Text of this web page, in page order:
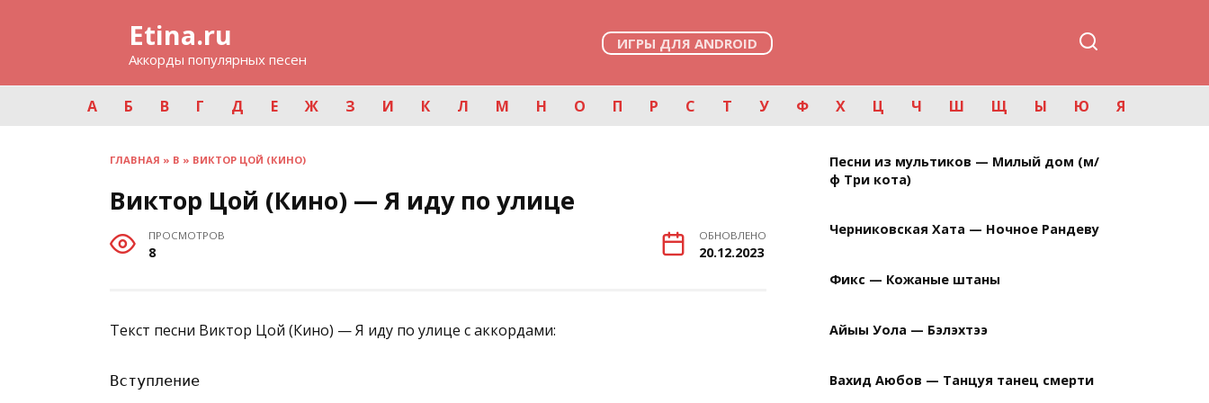
Etina.ru
Аккорды популярных песен
ИГРЫ ДЛЯ ANDROID
А Б В Г Д Е Ж З И К Л М Н О П Р С Т У Ф Х Ц Ч Ш Щ Ы Ю Я
ГЛАВНАЯ » В » ВИКТОР ЦОЙ (КИНО)
Виктор Цой (Кино) — Я иду по улице
ПРОСМОТРОВ
8
ОБНОВЛЕНО
20.12.2023
Текст песни Виктор Цой (Кино) — Я иду по улице с аккордами:
Вступление
Песни из мультиков — Милый дом (м/
ф Три кота)
Черниковская Хата — Ночное Рандеву
Фикс — Кожаные штаны
Айыы Уола — Бэлэхтээ
Вахид Аюбов — Танцуя танец смерти